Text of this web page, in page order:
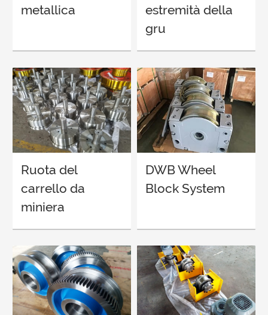
metallica
estremità della
gru
Ruota del
carrello da
miniera
DWB Wheel
Block System